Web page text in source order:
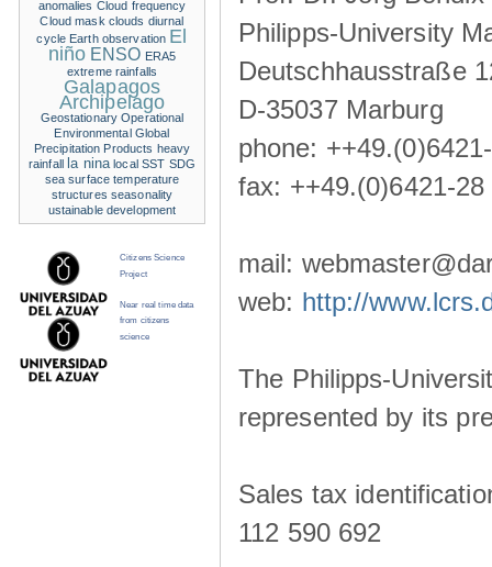
Philipps-University
Deutschhausstraße
D-35037 Marburg
phone:
fax: ++49.(0)6421-28
mail:
web: http://
The Philipps-
represented by its
Sales tax
112 590 692
anomalies Cloud frequency
Cloud mask clouds diurnal
cycle Earth observation El
niño ENSO ERA5
extreme rainfalls
Galapagos
Archipelago
Geostationary Operational
Environmental Global
Precipitation Products heavy
rainfall
la nina local SST SDG
sea surface temperature
structures seasonality
ustainable development
Citizens Science
Project
Near real time data
from citizens
science